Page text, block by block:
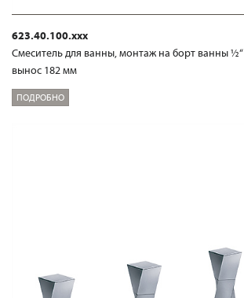
623.40.100.xxx
Смеситель для ванны, монтаж на борт ванны ½“
вынос 182 мм
ПОДРОБНО